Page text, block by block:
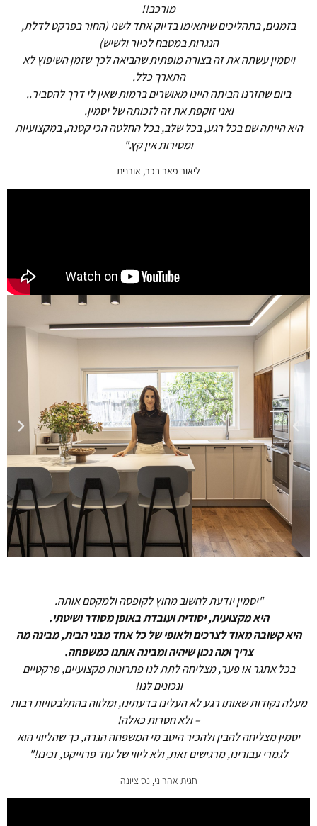
מורכב!!
בזמנים, בתהליכים שיתאימו בדיוק אחד לשני (החור בפרקט לדלת,
הנגרות במטבח לכיור ולשיש)
ויסמין עשתה את זה בצורה מופתית שהביאה לכך שזמן השיפוץ לא
התארך כלל.
ביום שחזרנו הביתה היינו מאושרים ברמות שאין לי דרך להסביר..
ואני זוקפת את זה לזכותה של יסמין.
היא הייתה שם בכל רגע, בכל שלב, בכל החלטה הכי קטנה, במקצועיות
ומסירות אין קץ."
ליאור פאר בכר, אורנית
"יסמין יודעת לחשוב מחוץ לקופסה ולמקסם אותה.
היא מקצועית, יסודית ועובדת באופן מסודר ושיטתי.
היא קשובה מאוד לצרכים ולאופי של כל אחד מבני הבית, מבינה מה
צריך ומה נכון שיהיה ומבינה אותנו כמשפחה.
בכל אתגר או פער, מצליחה לתת לנו פתרונות מקצועיים, פרקטיים
ונכונים לנו!
מעלה נקודות שאותו רגע לא העלינו בדעתינו, ומלווה בהתלבטויות רבות
– ולא חסרות כאלה!
יסמין מצליחה להבין ולהכיר היטב מי המשפחה הגרה, כך שהליווי הוא
לגמרי עבורינו, מרגישים זאת, ולא ליווי של עוד פרוייקט, זכינו!"
חגית אהרוני, נס ציונה